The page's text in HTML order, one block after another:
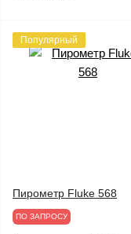
Популярный
Пирометр Fluke 568
ПО ЗАПРОСУ